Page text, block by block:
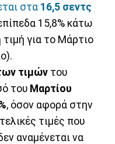
στα 16,5 σεντς
15,8% κάτω
τιμή για το Μάρτιο
τιμών του
του Μαρτίου
, όσον αφορά στην
τιμές που
αναμένεται να